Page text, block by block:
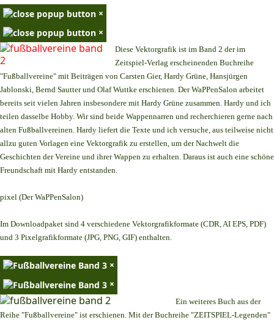
×
×
Diese Vektorgrafik ist im Band 2 der im
Zeitspiel-Verlag erscheinenden Buchreihe
"Fußballvereine" mit Beiträgen von Carsten Gier, Hardy Grüne, Hansjürgen
Jablonski, Bernd Sautter und Olaf Wuttke erschienen. Der WaPPenSalon arbeitet
bereits seit vielen Jahren insbesondere mit Hardy Grüne zusammen. Hardy und ich
teilen dasselbe Hobby. Wir sind beide Wappennarren und recherchieren gerne nach
alten Fußballvereinen. Hardy liefert die Texte und ich versuche, aus teilweise nicht
allzu guten Vorlagen eine Vektorgrafik zu erstellen, um der Nachwelt die
Geschichten der Vereine und ihrer Wappen zu erhalten. Daraus ist auch eine schöne
Freundschaft mit Hardy entstanden.
pixel (Der WaPPenSalon)
Im Downloadpaket sind 4 verschiedene Vektorgrafikformate (CDR, AI EPS, PDF)
und 3 Pixelgrafikformate (JPG, PNG, GIF) enthalten.
×
×
Ein weiteres Buch aus der
Reihe "Fußballvereine" ist erschienen. Mit der Buchreihe "ZEITSPIEL-Legenden"